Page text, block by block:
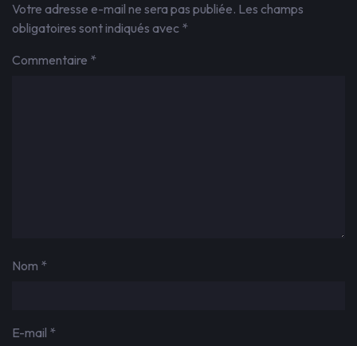
Votre adresse e-mail ne sera pas publiée. Les champs
obligatoires sont indiqués avec *
Commentaire *
Nom *
E-mail *